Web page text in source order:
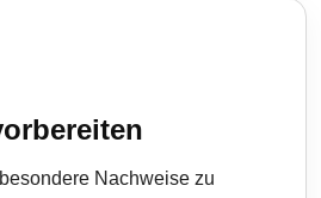
Nachweise zu